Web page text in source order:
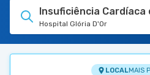
TUASAUDE.COM
Insuficiência Cardíaca
Hospital Glória D'Or
LOCALMAIS